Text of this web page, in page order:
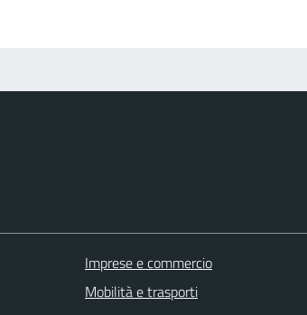
Imprese e commercio
Mobilità e trasporti